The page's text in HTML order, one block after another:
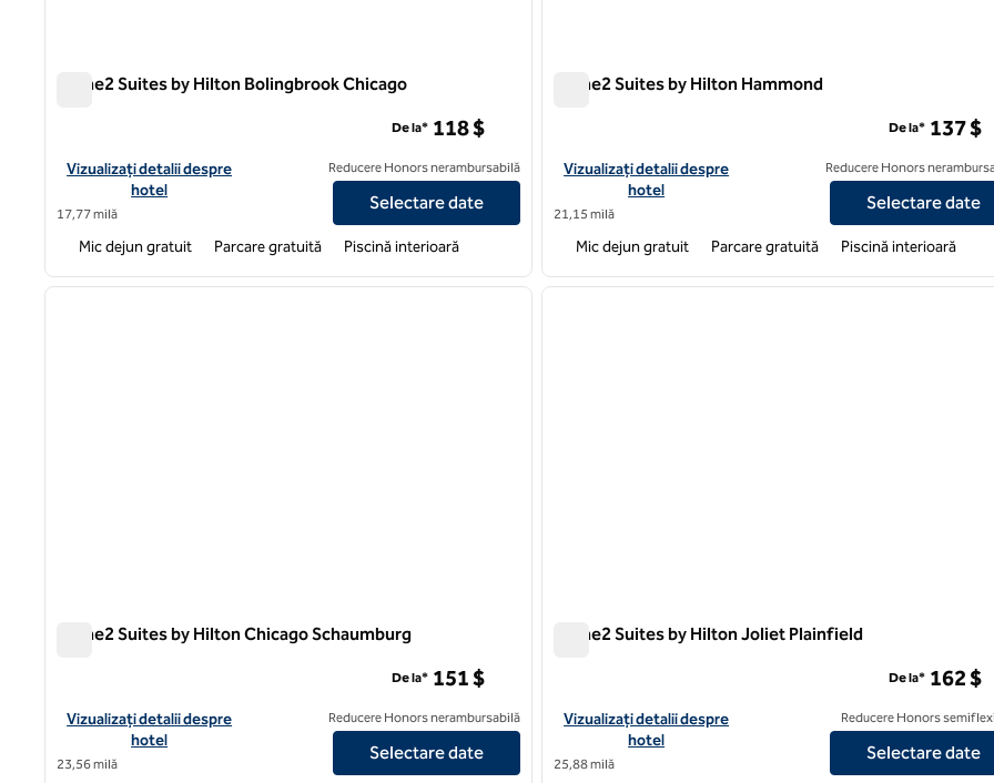
Home2 Suites by Hilton Bolingbrook Chicago
Vizualizați detaliile hotelului pentru Home2 Suites by Hilton Bolingbrook Chicago
Vizualizați detalii despre
hotel
17,77 milă
De la* 118 $
Reducere Honors nerambursabilă
Selectare date
Mic dejun gratuit Parcare gratuită Piscină interioară
Home2 Suites by Hilton Hammond
Vizualizați detaliile hotelului pentru Home2 Suites by Hilton
Vizualizați detalii despre
hotel
21,15 milă
De la* 137 $
Reducere Honors
Selectare date
Mic dejun gratuit Parcare gratuită Piscină interioară
1 din 12
imaginea următoare
Home2 Suites by Hilton Chicago Schaumburg
Vizualizați detaliile hotelului pentru Home2 Suites by Hilton Chicago Schaumburg
Vizualizați detalii despre
hotel
23,56 milă
De la* 151 $
Reducere Honors nerambursabilă
Selectare date
1 din 12
Home2 Suites by Hilton Joliet Plainfield
Vizualizați detaliile hotelului pentru Home2 Suites by Hilton
Vizualizați detalii despre
hotel
25,88 milă
De la* 162 $
Reducere Honors
Selectare date